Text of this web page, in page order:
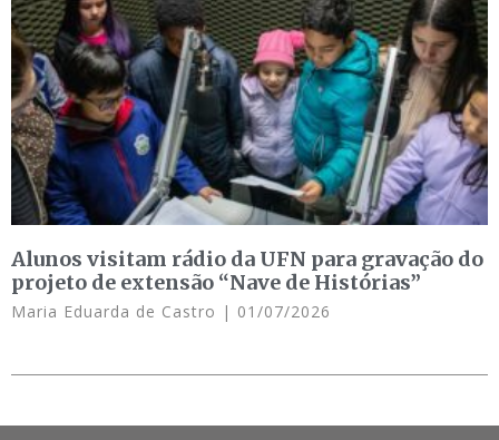
Alunos visitam rádio da UFN para gravação do
projeto de extensão “Nave de Histórias”
Maria Eduarda de Castro 01/07/2026